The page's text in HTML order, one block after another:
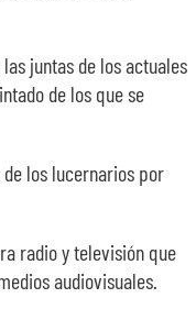
juntas de los actuales
de los que se
los lucernarios por
radio y televisión que
audiovisuales.